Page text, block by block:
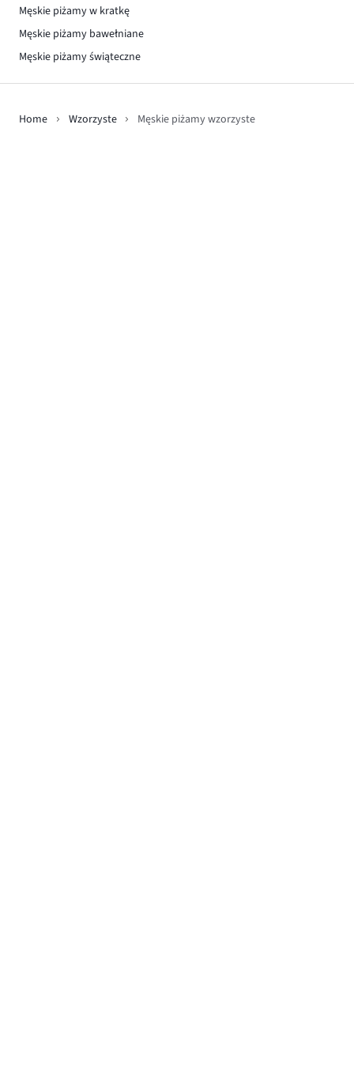
Męskie piżamy w kratkę
Męskie piżamy bawełniane
Męskie piżamy świąteczne
Home Wzorzyste Męskie piżamy wzorzyste